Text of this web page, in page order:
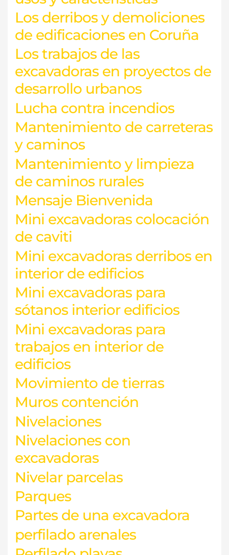
Los derribos y demoliciones
de edificaciones en Coruña
Los trabajos de las
excavadoras en proyectos de
desarrollo urbanos
Lucha contra incendios
Mantenimiento de carreteras
y caminos
Mantenimiento y limpieza
de caminos rurales
Mensaje Bienvenida
Mini excavadoras colocación
de caviti
Mini excavadoras derribos en
interior de edificios
Mini excavadoras para
sótanos interior edificios
Mini excavadoras para
trabajos en interior de
edificios
Movimiento de tierras
Muros contención
Nivelaciones
Nivelaciones con
excavadoras
Nivelar parcelas
Parques
Partes de una excavadora
perfilado arenales